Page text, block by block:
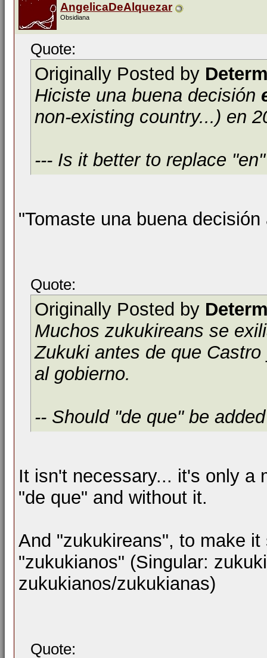
AngelicaDeAlquezar
Obsidiana
Quote:
Originally Posted by
Hiciste una buena decisión
non-existing country...) en
--- Is it better to replace
"Tomaste una buena
Quote:
Originally Posted by
Muchos zukukireans se
Zukuki antes de que
al gobierno.
-- Should "de que" be
It isn't necessary... it's only a
"de que" and without it.
And "zukukireans", to make
"zukukianos" (Singular:
zukukianos/zukukianas)
Quote: